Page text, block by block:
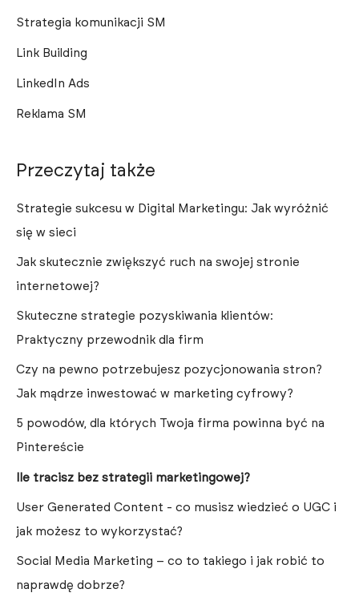
Strategia komunikacji SM
Link Building
LinkedIn Ads
Reklama SM
Przeczytaj także
Strategie sukcesu w Digital Marketingu: Jak wyróżnić
się w sieci
Jak skutecznie zwiększyć ruch na swojej stronie
internetowej?
Skuteczne strategie pozyskiwania klientów:
Praktyczny przewodnik dla firm
Czy na pewno potrzebujesz pozycjonowania stron?
Jak mądrze inwestować w marketing cyfrowy?
5 powodów, dla których Twoja firma powinna być na
Pintereście
Ile tracisz bez strategii marketingowej?
User Generated Content - co musisz wiedzieć o UGC i
jak możesz to wykorzystać?
Social Media Marketing – co to takiego i jak robić to
naprawdę dobrze?